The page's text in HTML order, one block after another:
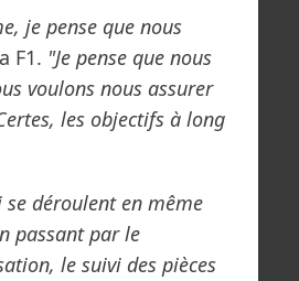
je pense que nous
F1. "Je pense que nous
voulons nous assurer
les objectifs à long
déroulent en même
passant par le
le suivi des pièces